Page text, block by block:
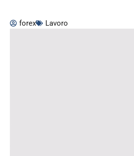
forex Lavoro